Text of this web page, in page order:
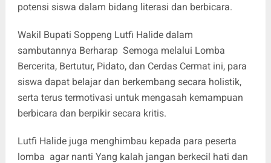
potensi siswa dalam bidang literasi dan berbicara.
Wakil Bupati Soppeng Lutfi Halide dalam
sambutannya Berharap Semoga melalui Lomba
Bercerita, Bertutur, Pidato, dan Cerdas Cermat ini, para
siswa dapat belajar dan berkembang secara holistik,
serta terus termotivasi untuk mengasah kemampuan
berbicara dan berpikir secara kritis.
Lutfi Halide juga menghimbau kepada para peserta
lomba agar nanti Yang kalah jangan berkecil hati dan